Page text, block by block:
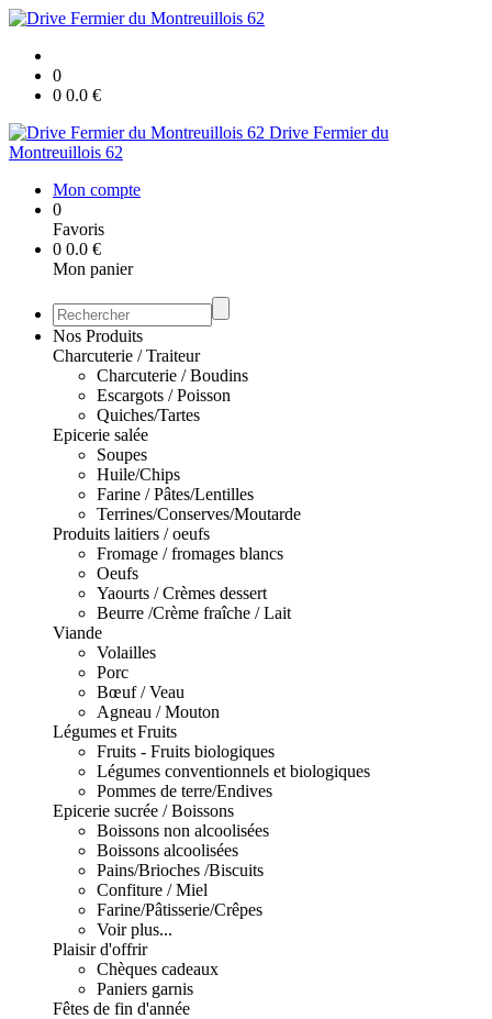
0
0 0.0 €
Drive Fermier du
Montreuillois 62
Mon compte
0
Favoris
0 0.0 €
Mon panier
Nos Produits
Charcuterie / Traiteur
Charcuterie / Boudins
Escargots / Poisson
Quiches/Tartes
Epicerie salée
Soupes
Huile/Chips
Farine / Pâtes/Lentilles
Terrines/Conserves/Moutarde
Produits laitiers / oeufs
Fromage / fromages blancs
Oeufs
Yaourts / Crèmes dessert
Beurre /Crème fraîche / Lait
Viande
Volailles
Porc
Bœuf / Veau
Agneau / Mouton
Légumes et Fruits
Fruits - Fruits biologiques
Légumes conventionnels et biologiques
Pommes de terre/Endives
Epicerie sucrée / Boissons
Boissons non alcoolisées
Boissons alcoolisées
Pains/Brioches /Biscuits
Confiture / Miel
Farine/Pâtisserie/Crêpes
Voir plus...
Plaisir d'offrir
Chèques cadeaux
Paniers garnis
Fêtes de fin d'année